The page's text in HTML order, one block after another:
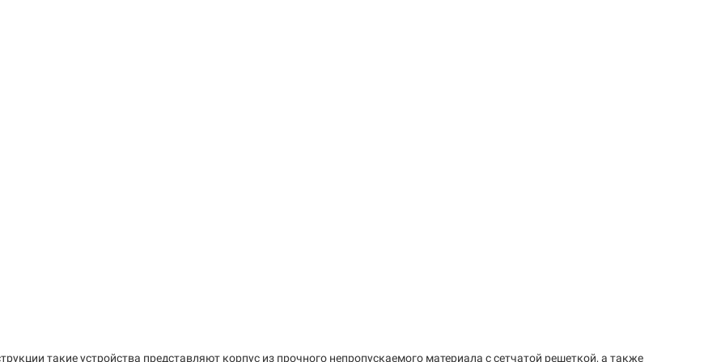
такие устройства представляют корпус из прочного непропускаемого материала с сетчатой решеткой, а также